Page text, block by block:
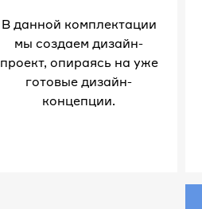
В данной комплектации
мы создаем дизайн-
проект, опираясь на уже
готовые дизайн-
концепции.